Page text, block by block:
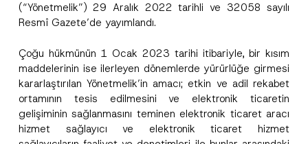
(“Yönetmelik”) 29 Aralık 2022 tarihli ve 32058 sayılı
Resmî Gazete’de yayımlandı.
Çoğu hükmünün 1 Ocak 2023 tarihi itibariyle, bir kısım
maddelerinin ise ilerleyen dönemlerde yürürlüğe girmesi
kararlaştırılan Yönetmelik’in amacı; etkin ve adil rekabet
ortamının tesis edilmesini ve elektronik ticaretin
gelişiminin sağlanmasını teminen elektronik ticaret aracı
hizmet sağlayıcı ve elektronik ticaret hizmet